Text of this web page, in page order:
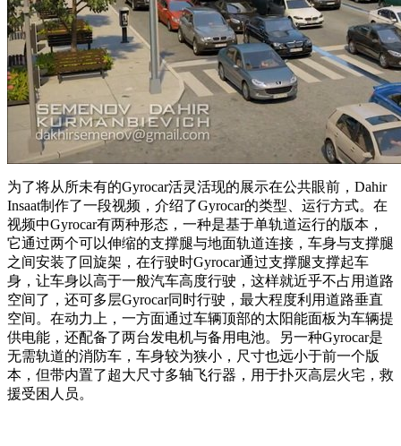
为了将从所未有的Gyrocar活灵活现的展示在公共眼前，Dahir
Insaat制作了一段视频，介绍了Gyrocar的类型、运行方式。在
视频中Gyrocar有两种形态，一种是基于单轨道运行的版本，
它通过两个可以伸缩的支撑腿与地面轨道连接，车身与支撑腿
之间安装了回旋架，在行驶时Gyrocar通过支撑腿支撑起车
身，让车身以高于一般汽车高度行驶，这样就近乎不占用道路
空间了，还可多层Gyrocar同时行驶，最大程度利用道路垂直
空间。在动力上，一方面通过车辆顶部的太阳能面板为车辆提
供电能，还配备了两台发电机与备用电池。另一种Gyrocar是
无需轨道的消防车，车身较为狭小，尺寸也远小于前一个版
本，但带内置了超大尺寸多轴飞行器，用于扑灭高层火宅，救
援受困人员。